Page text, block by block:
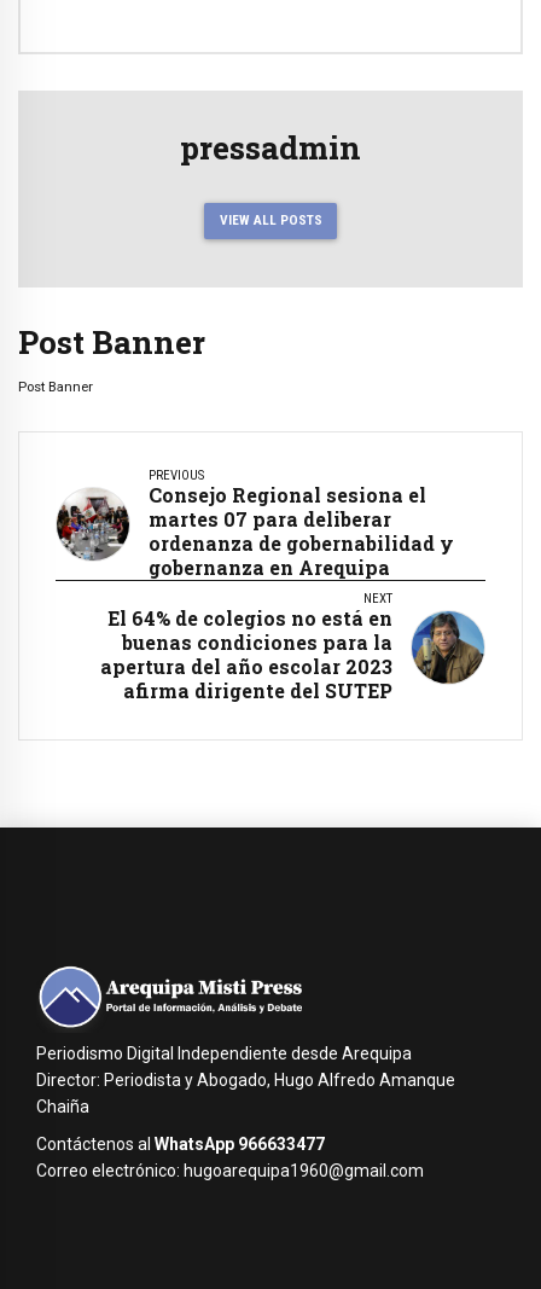
pressadmin
VIEW ALL POSTS
Post Banner
Post Banner
PREVIOUS
Consejo Regional sesiona el
martes 07 para deliberar
ordenanza de gobernabilidad y
gobernanza en Arequipa
NEXT
El 64% de colegios no está en
buenas condiciones para la
apertura del año escolar 2023
afirma dirigente del SUTEP
Periodismo Digital Independiente desde Arequipa
Director: Periodista y Abogado, Hugo Alfredo Amanque
Chaiña
Contáctenos al WhatsApp 966633477
Correo electrónico: hugoarequipa1960@gmail.com